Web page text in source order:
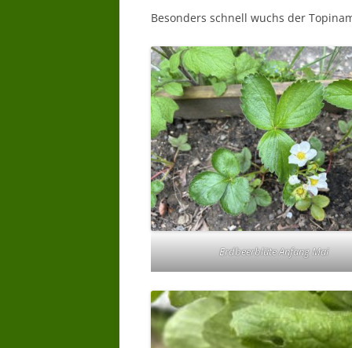
Besonders schnell wuchs der
Erdbeerblüte Anfang Mai